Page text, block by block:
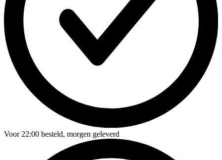
Voor22:00 besteld, morgen geleverd